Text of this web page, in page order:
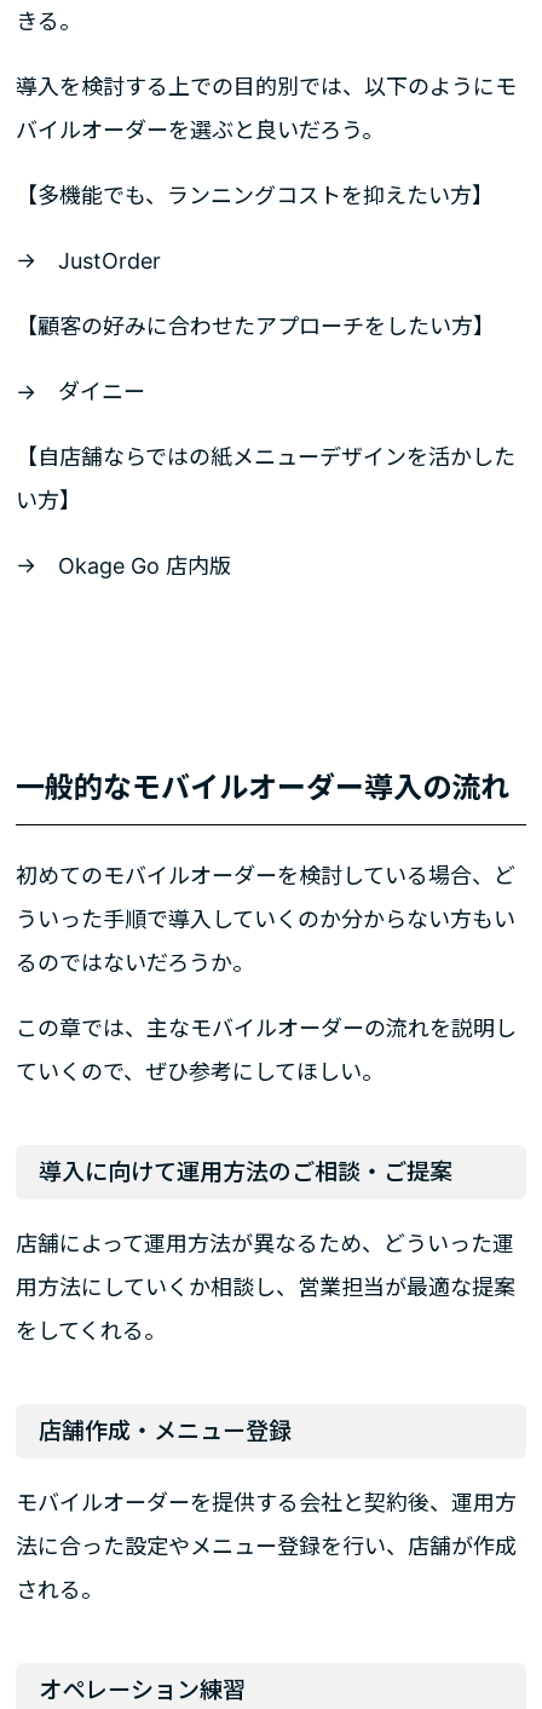
きる。
導入を検討する上での目的別では、以下のようにモ
バイルオーダーを選ぶと良いだろう。
【多機能でも、ランニングコストを抑えたい方】
→ JustOrder
【顧客の好みに合わせたアプローチをしたい方】
→ ダイニー
【自店舗ならではの紙メニューデザインを活かした
い方】
→ Okage Go 店内版
一般的なモバイルオーダー導入の流れ
初めてのモバイルオーダーを検討している場合、ど
ういった手順で導入していくのか分からない方もい
るのではないだろうか。
この章では、主なモバイルオーダーの流れを説明し
ていくので、ぜひ参考にしてほしい。
導入に向けて運用方法のご相談・ご提案
店舗によって運用方法が異なるため、どういった運
用方法にしていくか相談し、営業担当が最適な提案
をしてくれる。
店舗作成・メニュー登録
モバイルオーダーを提供する会社と契約後、運用方
法に合った設定やメニュー登録を行い、店舗が作成
される。
オペレーション練習